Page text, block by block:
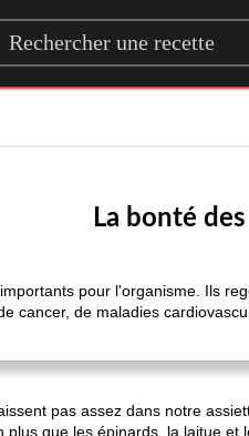
for a recipe
La bonté
pour l'organisme. Ils
cancer, de maladies
pas assez dans notre
que les épinards, la laitue